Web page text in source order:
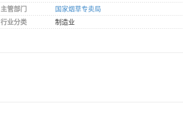
主管部门
国家烟草专卖局
行业分类
制造业